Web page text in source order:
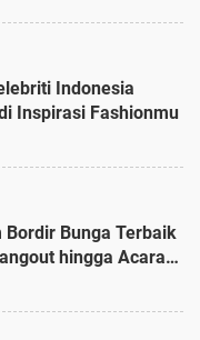
Indonesia
Inspirasi Fashionmu
Bunga Terbaik
hingga Acara